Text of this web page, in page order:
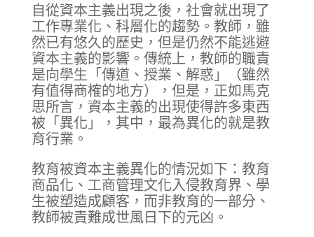
自從資本主義出現之後，社會就出現了
工作專業化、科層化的趨勢。教師，雖
然已有悠久的歷史，但是仍然不能逃避
資本主義的影響。傳統上，教師的職責
是向學生「傳道、授業、解惑」（雖然
有值得商榷的地方），但是，正如馬克
思所言，資本主義的出現使得許多東西
被「異化」，其中，最為異化的就是教
育行業。
教育被資本主義異化的情況如下：教育
商品化、工商管理文化入侵教育界、學
生被塑造成顧客，而非教育的一部分、
教師被責難成世風日下的元凶。